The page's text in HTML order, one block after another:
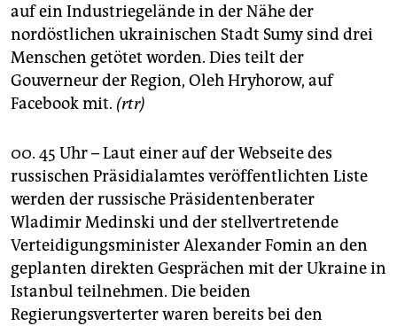
auf ein Industriegelände in der Nähe der
nordöstlichen ukrainischen Stadt Sumy sind drei
Menschen getötet worden. Dies teilt der
Gouverneur der Region, Oleh Hryhorow, auf
Facebook mit. (rtr)
00. 45 Uhr – Laut einer auf der Webseite des
russischen Präsidialamtes veröffentlichten Liste
werden der russische Präsidentenberater
Wladimir Medinski und der stellvertretende
Verteidigungsminister Alexander Fomin an den
geplanten direkten Gesprächen mit der Ukraine in
Istanbul teilnehmen. Die beiden
Regierungsverterter waren bereits bei den